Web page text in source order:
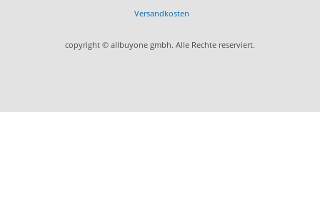
Versandkosten
copyright © allbuyone gmbh. Alle Rechte reserviert.